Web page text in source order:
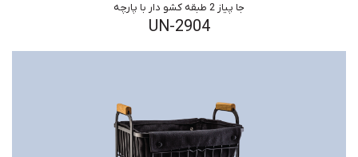
جا پیاز 2 طبقه کشو دار با پارچه
UN-2904